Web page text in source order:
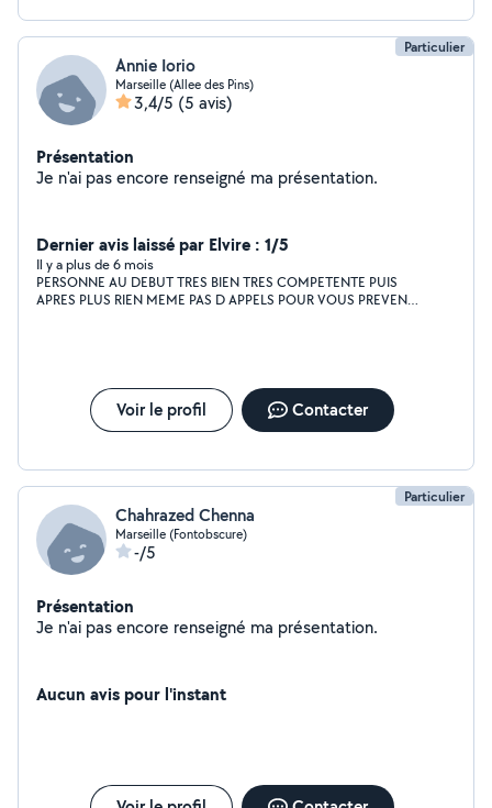
Particulier
Annie Iorio
Marseille (Allee des Pins)
3,4/5 (5 avis)
Présentation
Je n'ai pas encore renseigné ma présentation.
Dernier avis laissé par Elvire : 1/5
Il y a plus de 6 mois
PERSONNE AU DEBUT TRES BIEN TRES COMPETENTE PUIS
APRES PLUS RIEN MEME PAS D APPELS POUR VOUS PREVENIR
Voir le profil Contacter
Particulier
Chahrazed Chenna
Marseille (Fontobscure)
-/5
Présentation
Je n'ai pas encore renseigné ma présentation.
Aucun avis pour l'instant